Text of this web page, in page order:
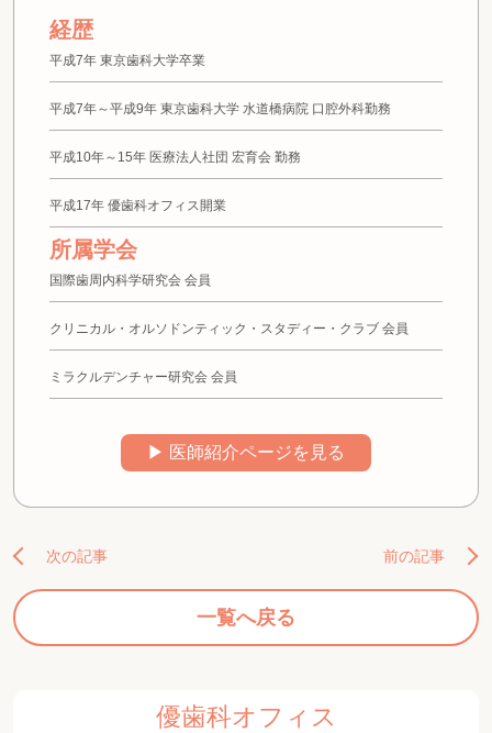
経歴
平成7年 東京歯科大学卒業
平成7年～平成9年 東京歯科大学 水道橋病院 口腔外科勤務
平成10年～15年 医療法人社団 宏育会 勤務
平成17年 優歯科オフィス開業
所属学会
国際歯周内科学研究会 会員
クリニカル・オルソドンティック・スタディー・クラブ 会員
ミラクルデンチャー研究会 会員
▶︎ 医師紹介ページを見る
次の記事
一覧へ戻る
前の記事
優歯科オフィス